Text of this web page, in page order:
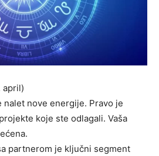
april)
nalet nove energije. Pravo je
koje ste odlagali. Vaša
partnerom je ključni segment